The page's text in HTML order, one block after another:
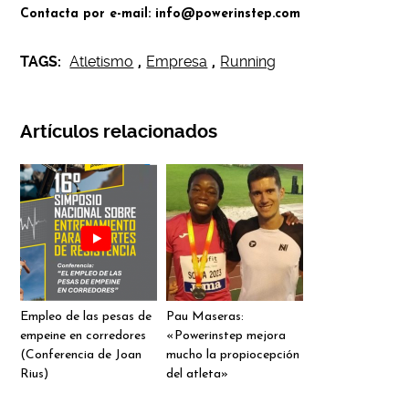
Contacta por e-mail: info@powerinstep.com
TAGS: Atletismo , Empresa , Running
Artículos relacionados
Empleo de las pesas de
empeine en corredores
(Conferencia de Joan
Rius)
Pau Maseras:
«Powerinstep mejora
mucho la propiocepción
del atleta»